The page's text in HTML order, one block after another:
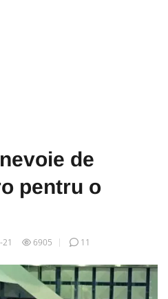
de
pentru o
6905 11